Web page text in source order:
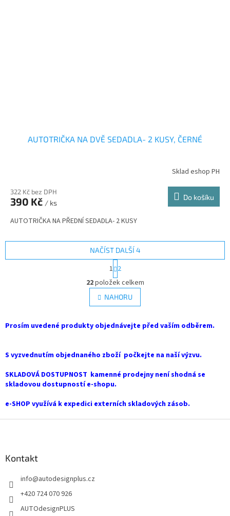
AUTOTRIČKA NA DVĚ SEDADLA- 2 KUSY, ČERNÉ
Sklad eshop PH
322 Kč bez DPH
390 Kč / ks
Do košíku
AUTOTRIČKA NA PŘEDNÍ SEDADLA- 2 KUSY
O
v
l
á
a
p
v
k
v
NAČÍST DALŠÍ 4
S
t
r
á
n
k
v
í
1 2
22položek celkem
NAHORU
Prosím uvedené produkty objednávejte před vaším odběrem.
S vyzvednutím objednaného zboží počkejte na naší výzvu.
SKLADOVÁ DOSTUPNOST kamenné prodejny není shodná se
skladovou dostupností e-shopu.
e-SHOP využívá k expedici externích skladových zásob.
Kontakt
info@autodesignplus.cz
+420 724 070 926
AUTOdesignPLUS